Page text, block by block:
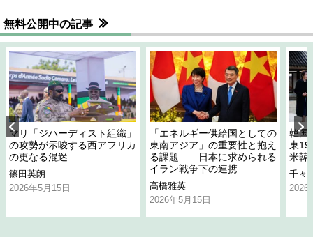
無料公開中の記事
マリ「ジハーディスト組織」
の攻勢が示唆する西アフリカ
の更なる混迷
篠田英朗
2026年5月15日
「エネルギー供給国としての
東南アジア」の重要性と抱え
る課題――日本に求められる
イラン戦争下の連携
高橋雅英
2026年5月15日
韓国
東
米韓
千々
2026